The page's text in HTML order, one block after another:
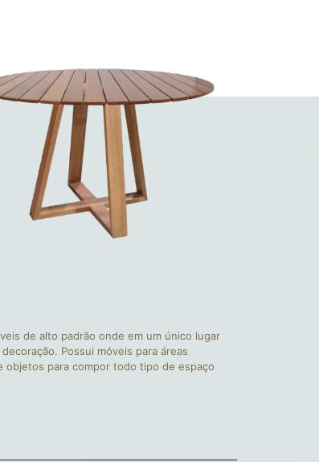
de alto padrão onde em um único lugar
Possui móveis para áreas
objetos para compor todo tipo de espaço